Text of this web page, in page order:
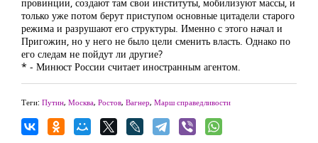
только уже потом берут приступом основные цитадели старого
режима и разрушают его структуры. Именно с этого начал и
Пригожин, но у него не было цели сменить власть. Однако по
его следам не пойдут ли другие?
* - Минюст России считает иностранным агентом.
Теги: Путин, Москва, Ростов, Вагнер, Марш справедливости